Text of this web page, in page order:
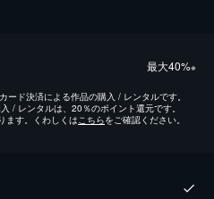
最⼤40%※
ド決済による作品の購入 / レンタルです。
/ レンタルは、20％のポイント還元です。
ます。くわしくはこちらをご確認ください。